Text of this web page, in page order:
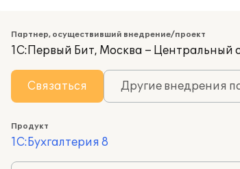
Партнер, осуществивший внедрение/проект
1С:Первый Бит, Москва – Центральный
Связаться Другие внедрения
Продукт
1С:Бухгалтерия 8